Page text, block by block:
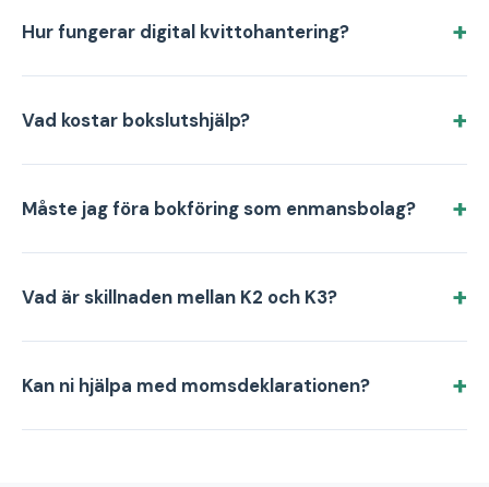
Hur fungerar digital kvittohantering?
Vad kostar bokslutshjälp?
Måste jag föra bokföring som enmansbolag?
Vad är skillnaden mellan K2 och K3?
Kan ni hjälpa med momsdeklarationen?